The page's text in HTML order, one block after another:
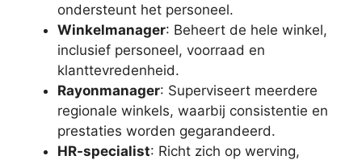
ondersteunt het personeel.
Winkelmanager: Beheert de hele winkel,
inclusief personeel, voorraad en
klanttevredenheid.
Rayonmanager: Superviseert meerdere
regionale winkels, waarbij consistentie en
prestaties worden gegarandeerd.
HR-specialist: Richt zich op werving,